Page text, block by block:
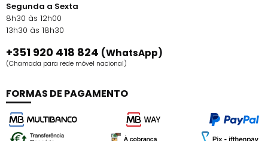
Segunda a Sexta
8h30 às 12h00
13h30 às 18h30
+351 920 418 824 (WhatsApp)
(Chamada para rede móvel nacional)
FORMAS DE PAGAMENTO